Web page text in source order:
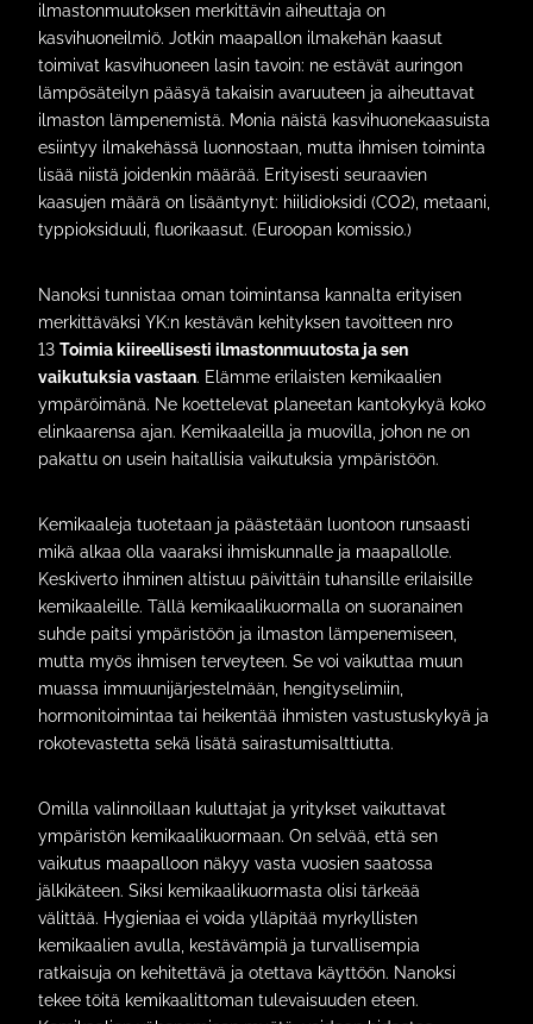
ilmastonmuutoksen merkittävin aiheuttaja on
kasvihuoneilmiö. Jotkin maapallon ilmakehän kaasut
toimivat kasvihuoneen lasin tavoin: ne estävät auringon
lämpösäteilyn pääsyä takaisin avaruuteen ja aiheuttavat
ilmaston lämpenemistä. Monia näistä kasvihuonekaasuista
esiintyy ilmakehässä luonnostaan, mutta ihmisen toiminta
lisää niistä joidenkin määrää. Erityisesti seuraavien
kaasujen määrä on lisääntynyt: hiilidioksidi (CO2), metaani,
typpioksiduuli, fluorikaasut. (Euroopan komissio.)
Nanoksi tunnistaa oman toimintansa kannalta erityisen
merkittäväksi YK:n kestävän kehityksen tavoitteen nro
13 Toimia kiireellisesti ilmastonmuutosta ja sen
vaikutuksia vastaan. Elämme erilaisten kemikaalien
ympäröimänä. Ne koettelevat planeetan kantokykyä koko
elinkaarensa ajan. Kemikaaleilla ja muovilla, johon ne on
pakattu on usein haitallisia vaikutuksia ympäristöön.
Kemikaaleja tuotetaan ja päästetään luontoon runsaasti
mikä alkaa olla vaaraksi ihmiskunnalle ja maapallolle.
Keskiverto ihminen altistuu päivittäin tuhansille erilaisille
kemikaaleille. Tällä kemikaalikuormalla on suoranainen
suhde paitsi ympäristöön ja ilmaston lämpenemiseen,
mutta myös ihmisen terveyteen. Se voi vaikuttaa muun
muassa immuunijärjestelmään, hengityselimiin,
hormonitoimintaa tai heikentää ihmisten vastustuskykyä ja
rokotevastetta sekä lisätä sairastumisalttiutta.
Omilla valinnoillaan kuluttajat ja yritykset vaikuttavat
ympäristön kemikaalikuormaan. On selvää, että sen
vaikutus maapalloon näkyy vasta vuosien saatossa
jälkikäteen. Siksi kemikaalikuormasta olisi tärkeää
välittää. Hygieniaa ei voida ylläpitää myrkyllisten
kemikaalien avulla, kestävämpiä ja turvallisempia
ratkaisuja on kehitettävä ja otettava käyttöön. Nanoksi
tekee töitä kemikaalittoman tulevaisuuden eteen.